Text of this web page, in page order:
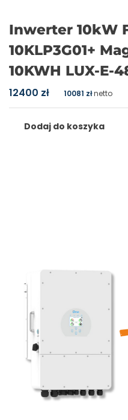
Inwerter 10kW
10KLP3G01+
10KWH LUX-E-
12400 zł 10081 złnetto
Dodaj do koszyka